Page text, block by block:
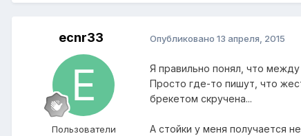
ecnr33
Пользователи
Опубликовано 13 апреля, 2015
Я правильно понял, что
Просто где-то пишут, что
брекетом скручена...
А стойки у меня получается